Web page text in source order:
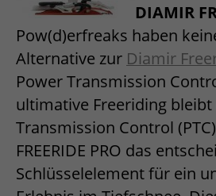
DIAMIR
Pow(d)erfreaks haben
Alternative zur Diamir
Power Transmission
ultimative Freeriding
Transmission Control
FREERIDE PRO das
Schlüsselelement für ein